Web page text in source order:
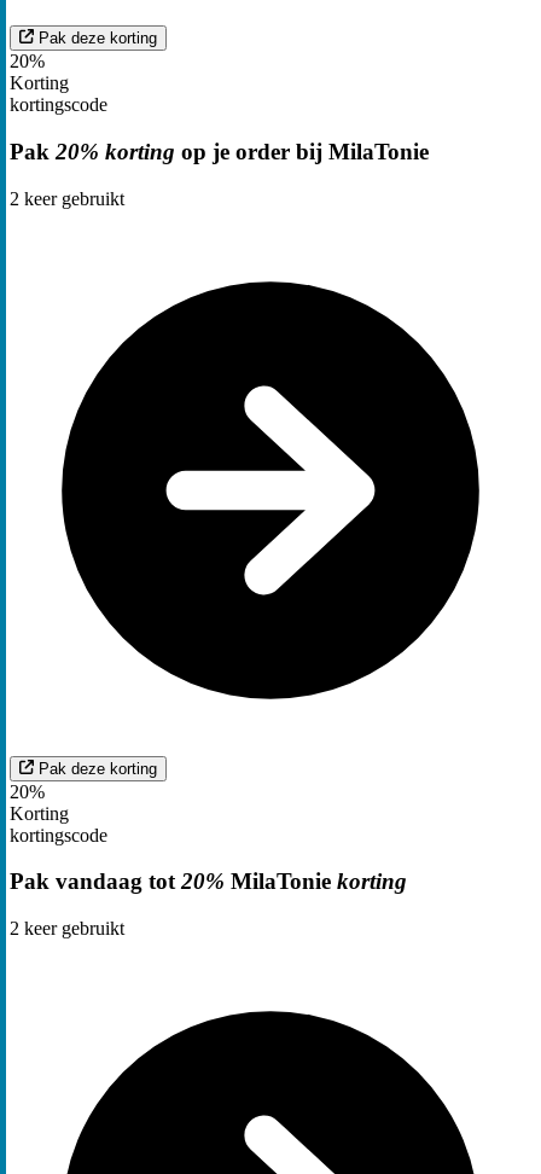
Pak deze korting
20%
Korting
kortingscode
Pak 20% korting op je order bij MilaTonie
2 keer gebruikt
Pak deze korting
20%
Korting
kortingscode
Pak vandaag tot20% MilaTonie korting
2 keer gebruikt